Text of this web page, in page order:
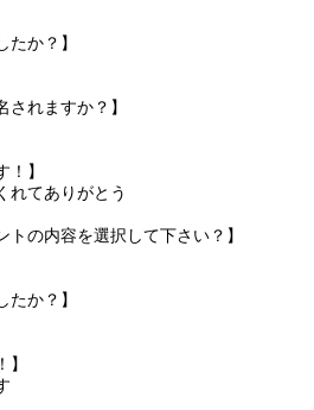
たか？】
されますか？】
！】
れてありがとう
トの内容を選択して下さい？】
たか？】
】